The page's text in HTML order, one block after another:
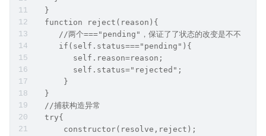
  }
  function reject(reason){
     //两个==="pending"，保证了了状态的改变是不不可逆的
     if(self.status==="pending"){
        self.reason=reason;
        self.status="rejected";
      }
  }
  //捕获构造异常
  try{
      constructor(resolve,reject);